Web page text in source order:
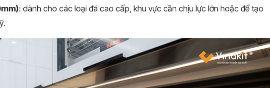
: dành cho các loại đá cao cấp, khu vực cần chịu lực lớn hoặc để tạo